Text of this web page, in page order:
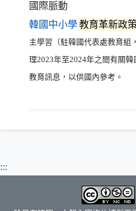
國際脈動
韓國中小學教育革新政策
主學習（駐韓國代表處教育組
理2023年至2024年之間有關韓
教育訊息，以供國內參考。
:::